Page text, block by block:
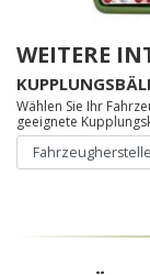
WEITERE
Wählen Sie Ihr
geeignete